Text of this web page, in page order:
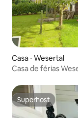
Casa ⋅ Wesertal
Casa de férias
Superhost
Superhost